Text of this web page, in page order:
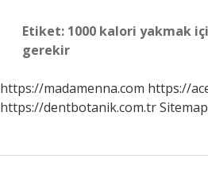
Etiket: 1000 kalori yakmak
gerekir
https://madamenna.com https://
https://dentbotanik.com.trSitemap